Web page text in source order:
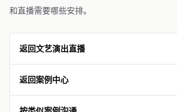
和直播需要哪些安排。
返回文艺演出直播
返回案例中心